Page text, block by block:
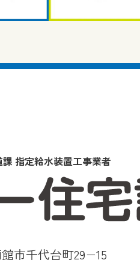
指定給水装置工事業者
館市千代台町29−15